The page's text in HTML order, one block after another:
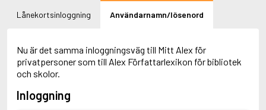
Lånekortsinloggning Användarnamn/lösenord
Nu är det samma inloggningsväg till Mitt Alex för
privatpersoner som till Alex Författarlexikon för bibliotek
och skolor.
Inloggning